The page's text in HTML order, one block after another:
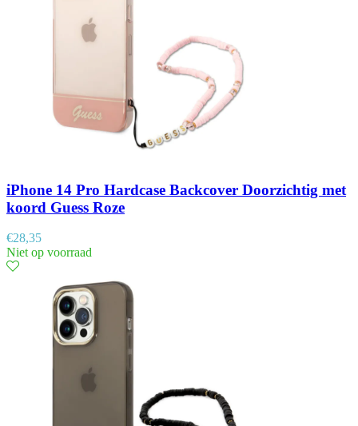
iPhone 14 Pro Hardcase Backcover Doorzichtig met
koord Guess Roze
€28,35
Niet op voorraad